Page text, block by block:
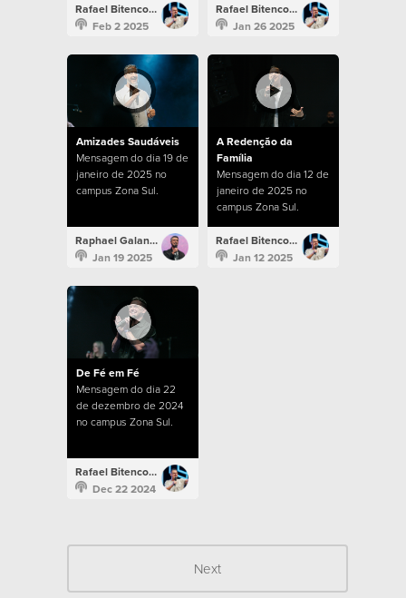
Rafael Bitencourt
Feb 2 2025
Rafael Bitencourt
Jan 26 2025
Amizades Saudáveis
Mensagem do dia 19 de
janeiro de 2025 no
campus Zona Sul.
Raphael Galante
Jan 19 2025
A Redenção da
Família
Mensagem do dia 12 de
janeiro de 2025 no
campus Zona Sul.
Rafael Bitencourt
Jan 12 2025
De Fé em Fé
Mensagem do dia 22
de dezembro de 2024
no campus Zona Sul.
Rafael Bitencourt
Dec 22 2024
Next